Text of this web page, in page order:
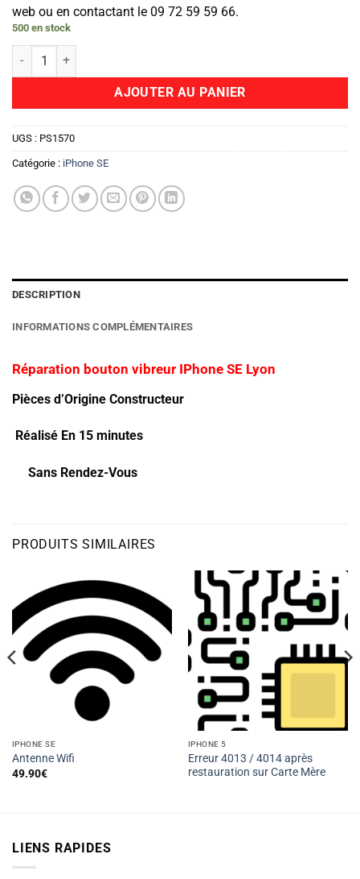
web ou en contactant le 09 72 59 59 66.
500 en stock
quantité de Bouton Vibreur
AJOUTER AU PANIER
UGS : PS1570
Catégorie : iPhone SE
DESCRIPTION
INFORMATIONS COMPLÉMENTAIRES
Réparation bouton vibreur IPhone SE Lyon
Pièces d’Origine Constructeur
Réalisé En 15 minutes
Sans Rendez-Vous
PRODUITS SIMILAIRES
IPHONE SE
Antenne Wifi
49.90€
IPHONE 5
Erreur 4013 / 4014 après
restauration sur Carte Mère
LIENS RAPIDES